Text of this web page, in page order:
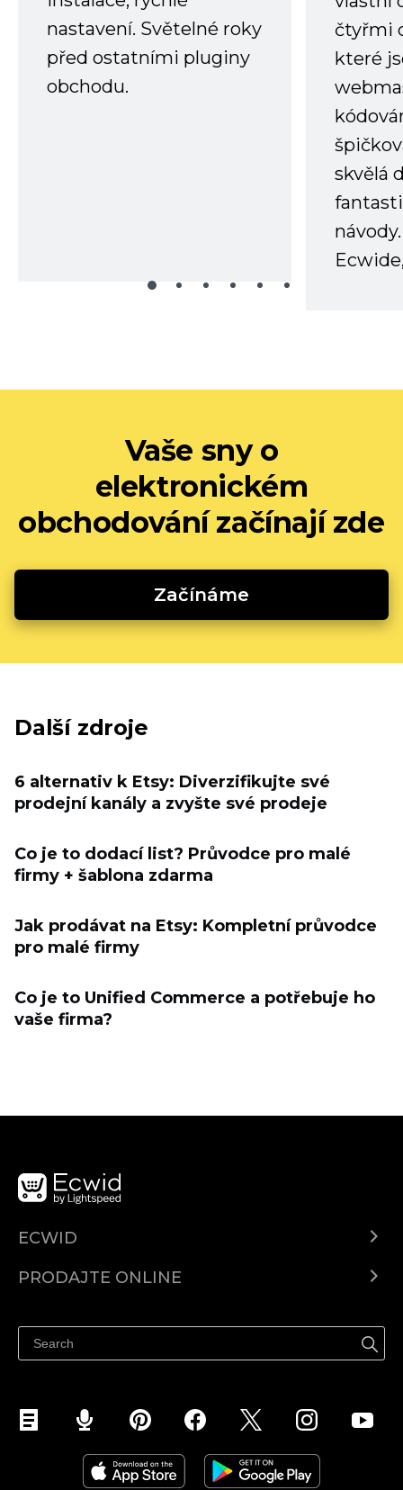
nastavení. Světelné roky
před ostatními pluginy
obchodu.
čtyřmi
které
skvělá
Vaše sny o
elektronickém
obchodování začínají zde
Začínáme
Další zdroje
6 alternativ k Etsy: Diverzifikujte své
prodejní kanály a zvyšte své prodeje
Co je to dodací list? Průvodce pro malé
firmy + šablona zdarma
Jak prodávat na Etsy: Kompletní průvodce
pro malé firmy
Co je to Unified Commerce a potřebuje ho
vaše firma?
ECWID
PRODAJTE ONLINE